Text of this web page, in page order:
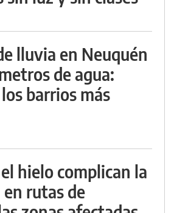
lluvia en Neuquén
de agua:
barrios más
hielo complican la
rutas de